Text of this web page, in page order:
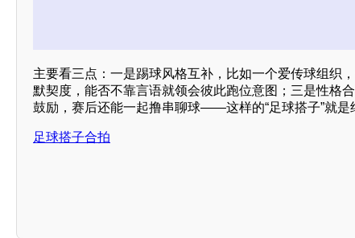
主要看三点：一是踢球风格互补，比如一个爱传球组织
默契度，能否不靠言语就领会彼此跑位意图；三是性格
鼓励，赛后还能一起撸串聊球——这样的“足球搭子”就是
足球搭子合拍